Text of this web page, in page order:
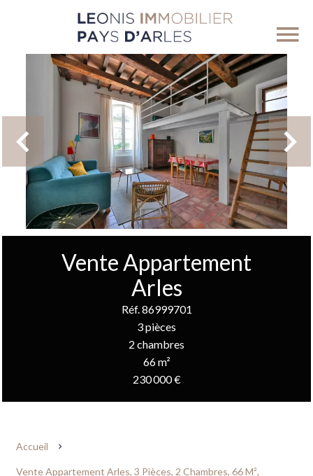
Vente Appartement
Arles
Réf. 86999701
3 pièces
2 chambres
66 m²
230 000 €
Accueil
Vente Appartement Arles, 3 Pièces, 2 Chambres, 66 M²,